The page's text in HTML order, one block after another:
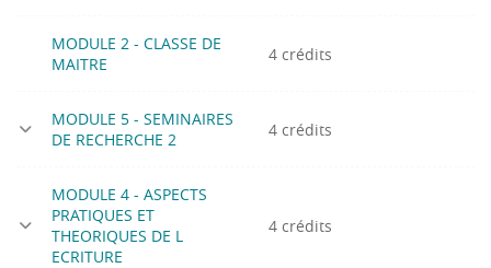
MODULE 2 - CLASSE DE
MAITRE
4 crédits
MODULE 5 - SEMINAIRES
DE RECHERCHE 2
4 crédits
MODULE 4 - ASPECTS
PRATIQUES ET
THEORIQUES DE L
ECRITURE
4 crédits